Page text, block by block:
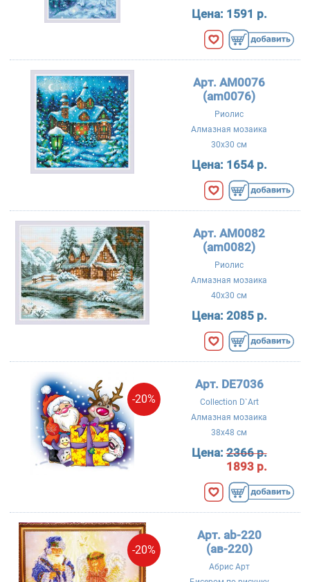
Цена: 1591 р.
Арт. АМ0076
(am0076)
Риолис
Алмазная мозаика
30x30 см
Цена: 1654 р.
Арт. АМ0082
(am0082)
Риолис
Алмазная мозаика
40x30 см
Цена: 2085 р.
-20%
Арт. DE7036
Collection D`Art
Алмазная мозаика
38x48 см
Цена:2366 р.
1893 р.
-20%
Арт. ab-220
(ав-220)
Абрис Арт